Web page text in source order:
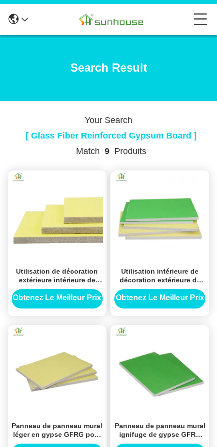
Search Result
Your Search
[ Glass Fiber Reinforced Gypsum Board ]
Match 9Produits
Utilisation de décoration
extérieure intérieure de
panneau de panneau mural
de gypse GFRG pour
l'utilisation d'application
Obtenez Le Meilleur Prix
Utilisation intérieure de
décoration extérieure de
panneau de GFRG pour
l'utilisation d'application
Obtenez Le Meilleur Prix
Panneau de panneau mural
léger en gypse GFRG pour
utilisation intérieure et
Panneau de panneau mural
ignifuge de gypse GFRG
pour utilisation de